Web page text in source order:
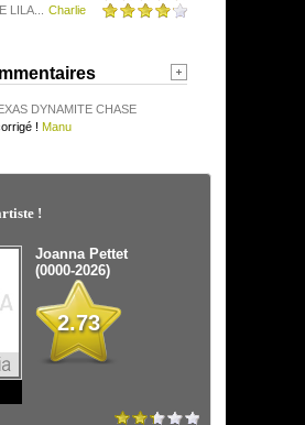
LILA...
Charlie
DYNAMITE CHASE
! Manu
!
Joanna Pettet
(0000-2026)
2.73